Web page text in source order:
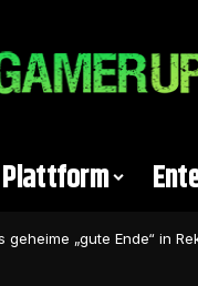
Plattform
„gute Ende“ in